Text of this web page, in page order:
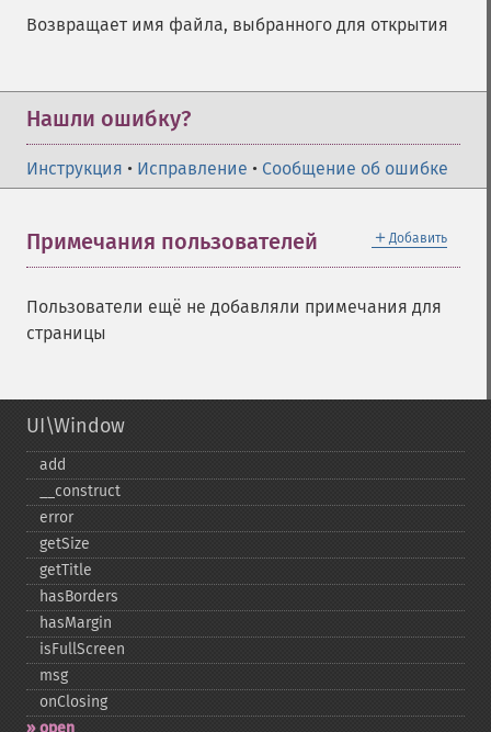
Возвращает имя файла, выбранного для открытия
Нашли ошибку?
Инструкция • Исправление • Сообщение об ошибке
＋ Добавить
Примечания пользователей
Пользователи ещё не добавляли примечания для
страницы
UI\Window
add
_​_​construct
error
getSize
getTitle
hasBorders
hasMargin
isFullScreen
msg
onClosing
open